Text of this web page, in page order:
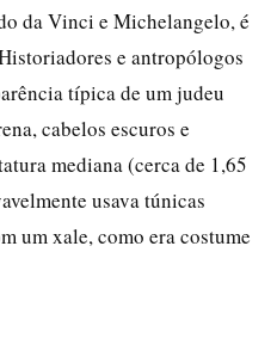
da Vinci e Michelangelo, é
e antropólogos
típica de um judeu
cabelos escuros e
mediana (cerca de 1,65
usava túnicas
um xale, como era costume